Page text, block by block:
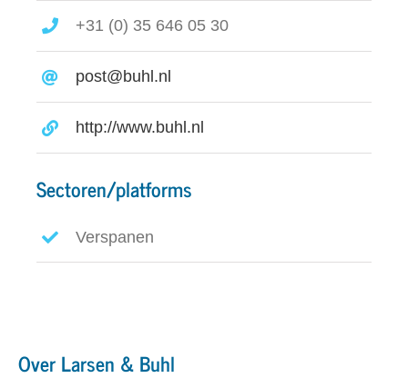
+31 (0) 35 646 05 30
post@buhl.nl
http://www.buhl.nl
Sectoren/platforms
Verspanen
Over Larsen & Buhl